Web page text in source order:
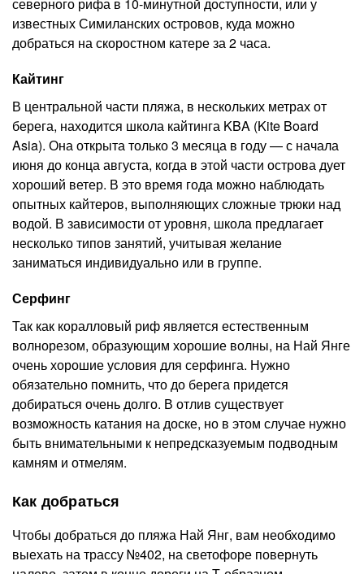
известных Симиланских островов, куда можно
добраться на скоростном катере за 2 часа.
Кайтинг
В центральной части пляжа, в нескольких метрах от
берега, находится школа кайтинга KBA (Kite Board
Asia). Она открыта только 3 месяца в году — с начала
июня до конца августа, когда в этой части острова дует
хороший ветер. В это время года можно наблюдать
опытных кайтеров, выполняющих сложные трюки над
водой. В зависимости от уровня, школа предлагает
несколько типов занятий, учитывая желание
заниматься индивидуально или в группе.
Серфинг
Так как коралловый риф является естественным
волнорезом, образующим хорошие волны, на Най Янге
очень хорошие условия для серфинга. Нужно
обязательно помнить, что до берега придется
добираться очень долго. В отлив существует
возможность катания на доске, но в этом случае нужно
быть внимательными к непредсказуемым подводным
камням и отмелям.
Как добраться
Чтобы добраться до пляжа Най Янг, вам необходимо
выехать на трассу №402, на светофоре повернуть